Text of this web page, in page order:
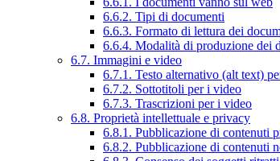
6.6.2. Tipi di documenti
6.6.3. Formato di lettura dei
6.6.4. Modalità di produzione dei
6.7. Immagini e video
6.7.1. Testo alternativo (alt text)
6.7.2. Sottotitoli per i video
6.7.3. Trascrizioni per i video
6.8. Proprietà intellettuale e privacy
6.8.1. Pubblicazione di contenuti
6.8.2. Pubblicazione di contenuti